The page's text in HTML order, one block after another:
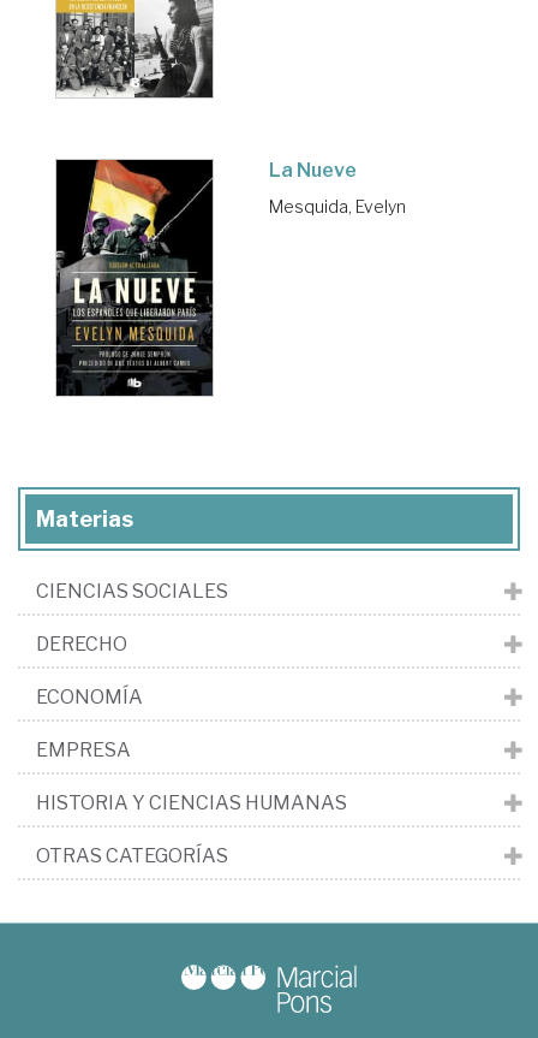
La Nueve
Mesquida, Evelyn
Materias
CIENCIAS SOCIALES
DERECHO
ECONOMÍA
EMPRESA
HISTORIA Y CIENCIAS HUMANAS
OTRAS CATEGORÍAS